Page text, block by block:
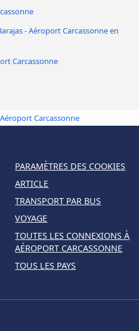
- Aéroport Carcassonne en
Carcassonne
Aéroport Carcassonne
PARAMÈTRES DES COOKIES
ARTICLE
TRANSPORT PAR BUS
VOYAGE
TOUTES LES CONNEXIONS À
AÉROPORT CARCASSONNE
TOUS LES PAYS